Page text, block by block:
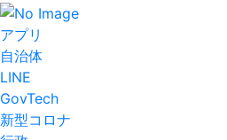
アプリ
自治体
LINE
GovTech
新型コロナ